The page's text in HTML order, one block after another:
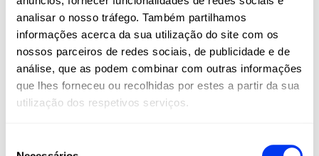
analisar o nosso tráfego. Também partilhamos
informações acerca da sua utilização do site com os
nossos parceiros de redes sociais, de publicidade e de
análise, que as podem combinar com outras informações
que lhes forneceu ou recolhidas por estes a partir da sua
utilização dos respetivos serviços.